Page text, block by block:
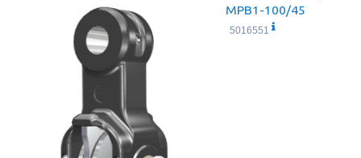
MPB1-100/45
5016551